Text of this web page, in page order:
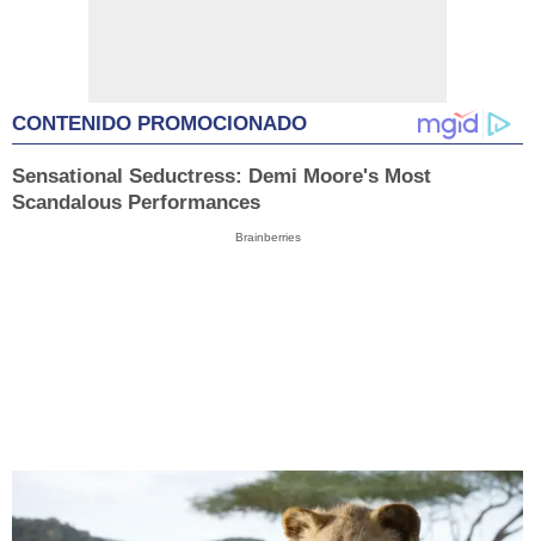
CONTENIDO PROMOCIONADO
Sensational Seductress: Demi Moore's Most
Scandalous Performances
Brainberries